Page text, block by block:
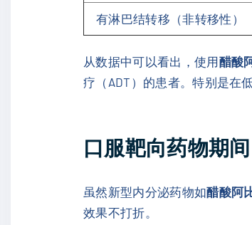
有淋巴结转移（非转移性）
从数据中可以看出，使用醋酸
疗（ADT）的患者。特别是在
口服靶向药物期
虽然新型内分泌药物如醋酸阿
效果不打折。